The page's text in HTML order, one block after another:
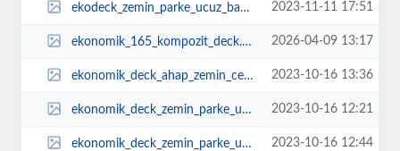
ekodeck_zemin_parke_ucuz_bahe_dmekan_plastik_floring.jpg 2023-11-11 17:51
ekonomik_165_kompozit_deck.png 2026-04-09 13:17
ekonomik_deck_ahap_zemin_cephe_plastik_ahsap.jpg 2023-10-16 13:36
ekonomik_deck_zemin_parke_ucuz_bahe_dmekan.jpg 2023-10-16 12:21
ekonomik_deck_zemin_parke_ucuz_bahe_dmekan_1.jpg 2023-10-16 12:44